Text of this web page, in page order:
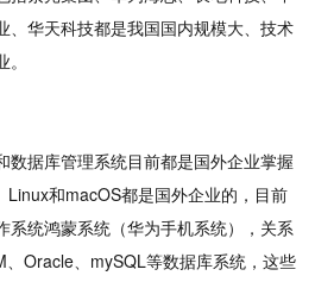
、华天科技都是我国国内规模大、技术
数据库管理系统目前都是国外企业掌握
和macOS都是国外企业的，目前
系统鸿蒙系统（华为手机系统），关系
Oracle、mySQL等数据库系统，这些